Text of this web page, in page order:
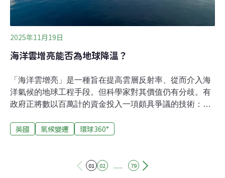
2025年11月19日
海洋雲增亮能否為地球降溫？
「海洋雲增亮」是一種旨在提高雲層反射率、從而介入海
洋氣候的地球工程手段。但科學家對其價值仍有分歧。有
政府正將數以百萬計的資金投入一項頗具爭議的技術：海
者認為，這項技術能透過增強海洋上空雲層的反射能力來
強雲層反射率來為地球降溫的構想。與許多其他旨在調控
英國 氣候變遷 環球360°
01 02 ...... 79